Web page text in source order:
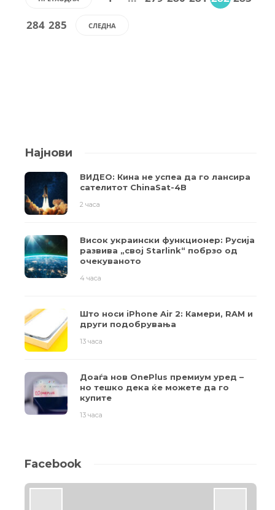
284 285 СЛЕДНА
Најнови
ВИДЕО: Кина не успеа да го лансира
сателитот ChinaSat-4B
2 часа
Висок украински функционер: Русија
развива „свој Starlink“ побрзо од
очекуваното
4 часа
Што носи iPhone Air 2: Камери, RAM и
други подобрувања
13 часа
Доаѓа нов OnePlus премиум уред –
но тешко дека ќе можете да го
купите
13 часа
Facebook